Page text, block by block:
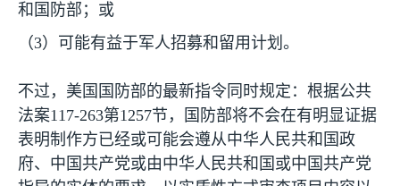
和国防部；或
（3）可能有益于军人招募和留用计划。
不过，美国国防部的最新指令同时规定：根据公共
法案117-263第1257节，国防部将不会在有明显证据
表明制作方已经或可能会遵从中华人民共和国政
府、中国共产党或由中华人民共和国或中国共产党